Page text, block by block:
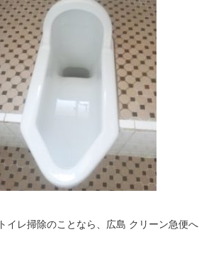
トイレ掃除のことなら、広島 クリーン急便へ